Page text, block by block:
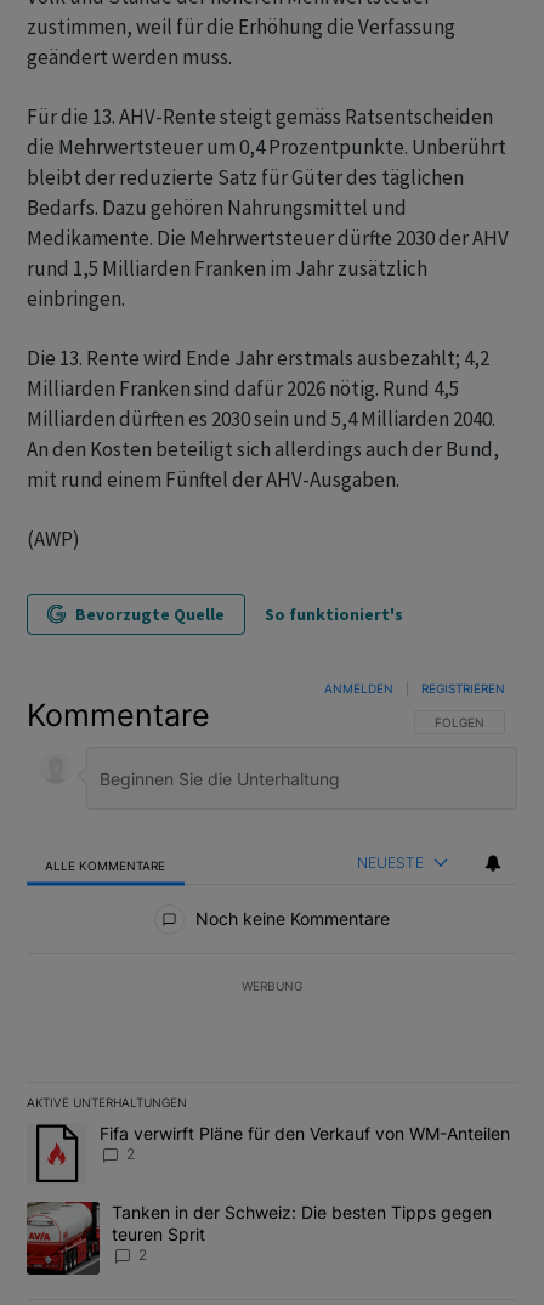
zustimmen, weil für die Erhöhung die Verfassung
geändert werden muss.
Für die 13. AHV-Rente steigt gemäss Ratsentscheiden
die Mehrwertsteuer um 0,4 Prozentpunkte. Unberührt
bleibt der reduzierte Satz für Güter des täglichen
Bedarfs. Dazu gehören Nahrungsmittel und
Medikamente. Die Mehrwertsteuer dürfte 2030 der AHV
rund 1,5 Milliarden Franken im Jahr zusätzlich
einbringen.
Die 13. Rente wird Ende Jahr erstmals ausbezahlt; 4,2
Milliarden Franken sind dafür 2026 nötig. Rund 4,5
Milliarden dürften es 2030 sein und 5,4 Milliarden 2040.
An den Kosten beteiligt sich allerdings auch der Bund,
mit rund einem Fünftel der AHV-Ausgaben.
(AWP)
Bevorzugte Quelle So funktioniert's
Kommentare FOLGE DIESER
FOLGEN
ANMELDEN REGISTRIEREN
ALLE KOMMENTARE NEUESTE
Noch keine Kommentare
WERBUNG
AKTIVE UNTERHALTUNGEN
Das Folgende ist eine Liste der am meisten kommentierten
Ein Trendartikel mit dem Titel "Fifa verwirft Pläne für den
Fifa verwirft Pläne für den Verkauf von WM-Anteilen
2
Ein Trendartikel mit dem Titel "Tanken in der Schweiz: Die
Tanken in der Schweiz: Die besten Tipps gegen
teuren Sprit
2